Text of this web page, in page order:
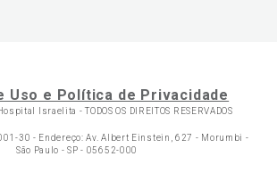
Uso e Política de Privacidade
Israelita -TODOS OS DIREITOS RESERVADOS
30 - Endereço: Av. Albert Einstein, 627 - Morumbi -
São Paulo - SP - 05652-000